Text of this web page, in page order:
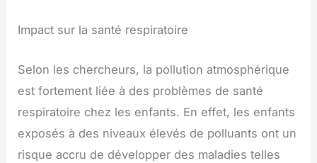
Impact sur la santé respiratoire
Selon les chercheurs, la pollution atmosphérique
est fortement liée à des problèmes de santé
respiratoire chez les enfants. En effet, les enfants
exposés à des niveaux élevés de polluants ont un
risque accru de développer des maladies telles